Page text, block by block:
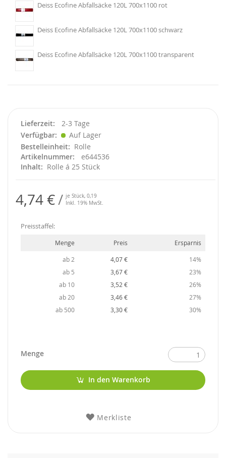
Deiss Ecofine Abfallsäcke 120L 700x1100 rot
Deiss Ecofine Abfallsäcke 120L 700x1100 schwarz
Deiss Ecofine Abfallsäcke 120L 700x1100 transparent
Lieferzeit
2-3 Tage
Verfügbar
Auf Lager
Bestelleinheit
Rolle
Artikelnummer
e644536
Inhalt
Rolle á 25 Stück
4,74 € je Stück, 0,19
Inkl. 19% MwSt.
Preisstaffel:
Menge Preis Ersparnis
ab 2 4,07 €
14%
ab 5
3,67 €
23%
ab 10
3,52 €
26%
ab 20
3,46 €
27%
ab 500
3,30 € 30%
Menge
In den Warenkorb
Merkliste